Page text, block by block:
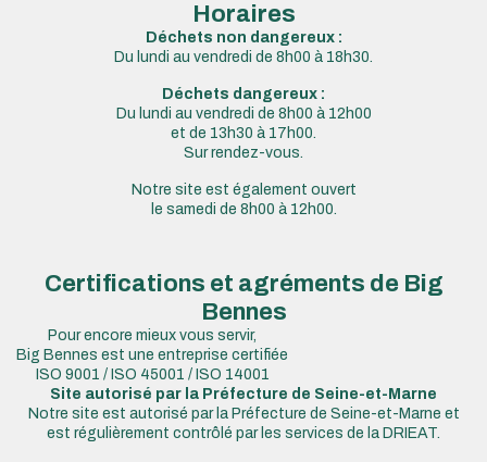
Horaires
Déchets non dangereux :
Du lundi au vendredi de 8h00 à 18h30.
Déchets dangereux :
Du lundi au vendredi de 8h00 à 12h00
et de 13h30 à 17h00.
Sur rendez-vous.
Notre site est également ouvert
le samedi de 8h00 à 12h00.
Certifications et agréments de Big
Bennes
Pour encore mieux vous servir,
Big Bennes est une entreprise certifiée
ISO 9001 / ISO 45001 / ISO 14001
Site autorisé par la Préfecture de Seine-et-Marne
Notre site est autorisé par la Préfecture de Seine-et-Marne et
est régulièrement contrôlé par les services de la DRIEAT.